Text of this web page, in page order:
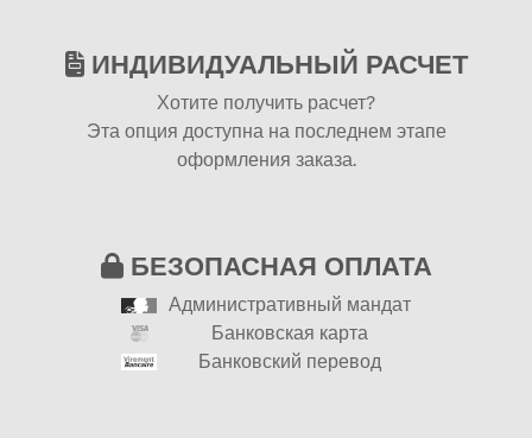
ИНДИВИДУАЛЬНЫЙ РАСЧЕТ
Хотите получить расчет?
Эта опция доступна на последнем этапе
оформления заказа.
БЕЗОПАСНАЯ ОПЛАТА
Административный мандат
Банковская карта
Банковский перевод